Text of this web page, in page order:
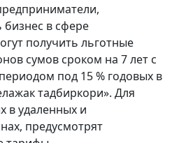
в сфере
получить льготные
сумов сроком на 7 лет с
под 15 % годовых в
тадбиркори». Для
в удаленных и
предусмотрят